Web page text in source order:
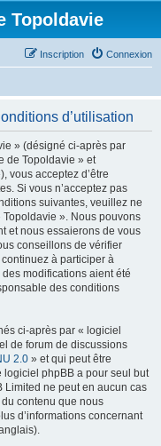
Topoldavie
Connexion
Inscription
d’utilisation
» (désigné ci-après par
de Topoldavie » et
vous acceptez d’être
Si vous n’acceptez pas
suivantes, veuillez ne
». Nous pouvons
et nous essaierons de vous
conseillons de vérifier
à participer à
modifications aient été
des conditions
ci-après par « logiciel
de forum de discussions
2.0 » et qui peut être
logiciel phpBB a pour seul but
Limited ne peut en aucun cas
contenu que nous
d’informations concernant